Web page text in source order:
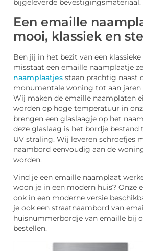
bijgeleverde
Een emaille
mooi, klassiek en
Ben jij in het bezit van een
misstaat een emaille naamplaatje
naamplaatjes staan prachtig naast
monumentale woning tot aan
Wij maken de emaille naamplaten
worden op hoge temperatuur in
brengen een glaslaagje op het
deze glaslaag is het bordje bestand
UV straling. Wij leveren schroefjes
naambord eenvoudig aan de
worden.
Vind je een emaille naamplaat
woon je in een modern huis? Onze
ook in een moderne versie
je ook een straatnaambord van
huisnummerbordje van emaille bij
bestellen.